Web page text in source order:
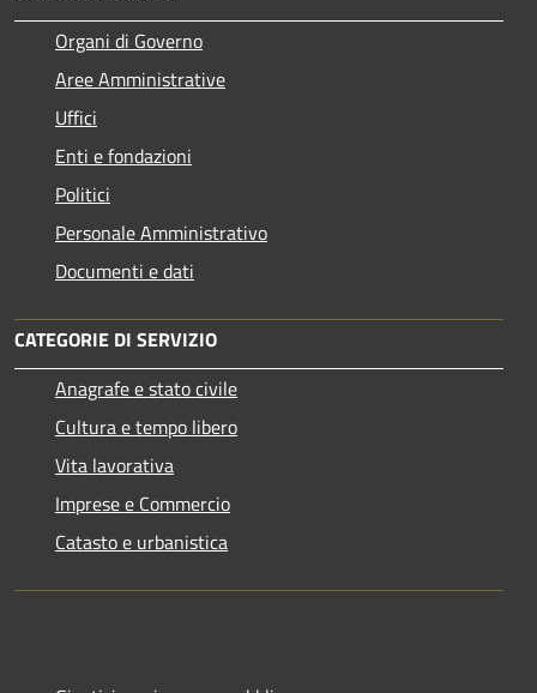
Organi di Governo
Aree Amministrative
Uffici
Enti e fondazioni
Politici
Personale Amministrativo
Documenti e dati
CATEGORIE DI SERVIZIO
Anagrafe e stato civile
Cultura e tempo libero
Vita lavorativa
Imprese e Commercio
Catasto e urbanistica